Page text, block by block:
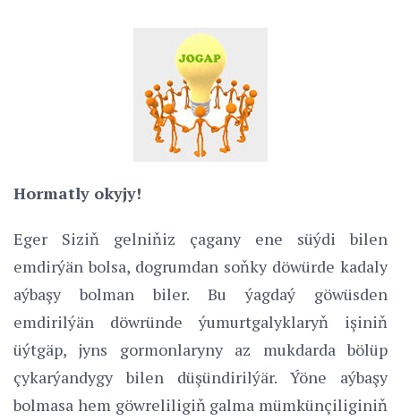
Hormatly okyjy!
Eger Siziň gelniňiz çagany ene süýdi bilen
emdirýän bolsa, dogrumdan soňky döwürde kadaly
aýbaşy bolman biler. Bu ýagdaý göwüsden
emdirilýän döwründe ýumurtgalyklaryň işiniň
üýtgäp, jyns gormonlaryny az mukdarda bölüp
çykarýandygy bilen düşündirilýär. Ýöne aýbaşy
bolmasa hem göwreliligiň galma mümkünçiliginiň